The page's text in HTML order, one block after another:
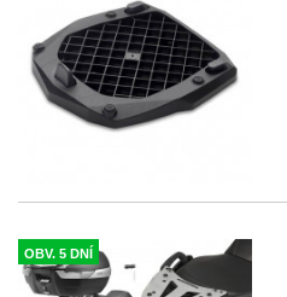
OBV. 5 DNÍ